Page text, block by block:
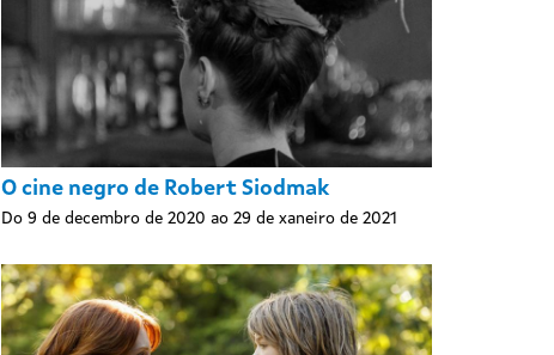
O cine negro de Robert Siodmak
Do 9 de decembro de 2020 ao 29 de xaneiro de 2021